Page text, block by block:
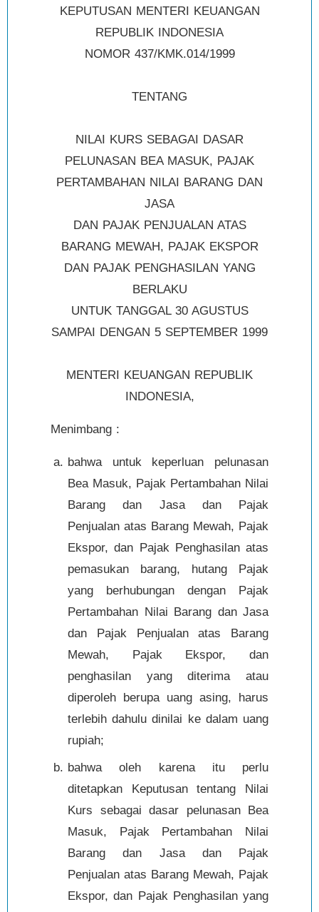
KEPUTUSAN MENTERI KEUANGAN
REPUBLIK INDONESIA
NOMOR 437/KMK.014/1999
TENTANG
NILAI KURS SEBAGAI DASAR
PELUNASAN BEA MASUK, PAJAK
PERTAMBAHAN NILAI BARANG DAN
JASA
DAN PAJAK PENJUALAN ATAS
BARANG MEWAH, PAJAK EKSPOR
DAN PAJAK PENGHASILAN YANG
BERLAKU
UNTUK TANGGAL 30 AGUSTUS
SAMPAI DENGAN 5 SEPTEMBER 1999
MENTERI KEUANGAN REPUBLIK
INDONESIA,
Menimbang :
bahwa untuk keperluan pelunasan
Bea Masuk, Pajak Pertambahan Nilai
Barang dan Jasa dan Pajak
Penjualan atas Barang Mewah, Pajak
Ekspor, dan Pajak Penghasilan atas
pemasukan barang, hutang Pajak
yang berhubungan dengan Pajak
Pertambahan Nilai Barang dan Jasa
dan Pajak Penjualan atas Barang
Mewah, Pajak Ekspor, dan
penghasilan yang diterima atau
diperoleh berupa uang asing, harus
terlebih dahulu dinilai ke dalam uang
rupiah;
bahwa oleh karena itu perlu
ditetapkan Keputusan tentang Nilai
Kurs sebagai dasar pelunasan Bea
Masuk, Pajak Pertambahan Nilai
Barang dan Jasa dan Pajak
Penjualan atas Barang Mewah, Pajak
Ekspor, dan Pajak Penghasilan yang